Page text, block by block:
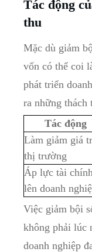
Tác động
thu
Mặc dù giảm
vốn có thể coi
phát triển
ra những thách
Tác động
Làm giảm giá
thị trường
Áp lực tài chính
lên doanh
Việc giảm bội
không phải lúc
doanh nghiệp